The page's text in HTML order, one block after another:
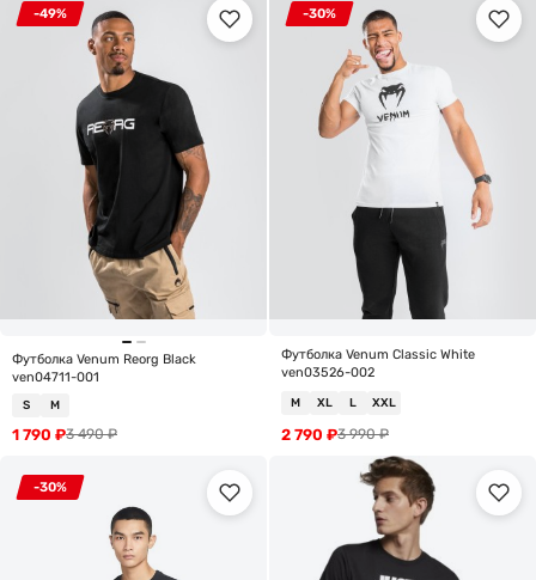
-49%
Футболка Venum Reorg Black
ven04711-001
S M
3 490₽
1 790 ₽
-30%
Футболка Venum Classic White
ven03526-002
M XL L XXL
3 990₽
2 790 ₽
-30%